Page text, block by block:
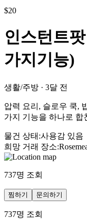
$20
인스턴트
가지기능)
생활/주방 · 3달 전
압력 요리, 슬로우 쿡,
가지 기능을 하나로 합
물건 상태 :사용감 있음
희망 거래 장소:
737명 조회
찜하기 문의하기
737명 조회